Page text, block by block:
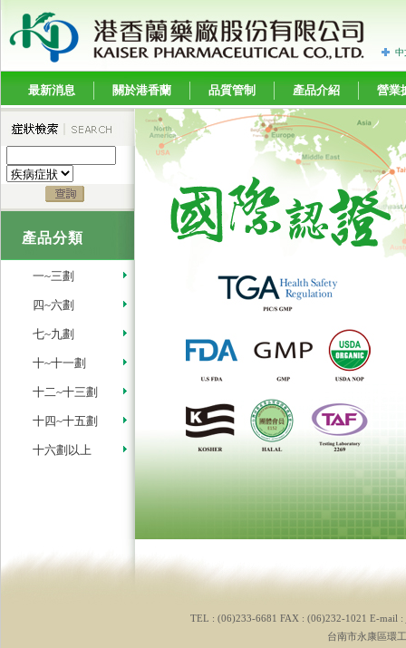
中
最新消息 關於港香蘭 品質管制 產品介紹 營業
產品分類
一~三劃
四~六劃
七~九劃
十~十一劃
十二~十三劃
十四~十五劃
十六劃以上
TEL : (06)233-6681 FAX : (06)232-1021 E-mail :
台南市永康區環